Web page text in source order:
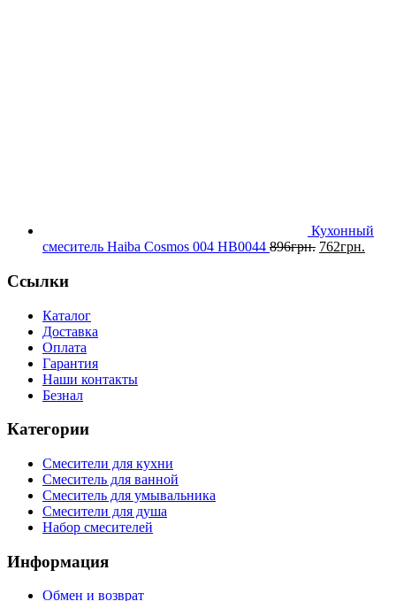
Кухонный
смеситель Haiba Cosmos 004 HB0044 896грн. 762грн.
Ссылки
Каталог
Доставка
Оплата
Гарантия
Наши контакты
Безнал
Категории
Смесители для кухни
Смеситель для ванной
Смеситель для умывальника
Смесители для душа
Набор смесителей
Информация
Обмен и возврат